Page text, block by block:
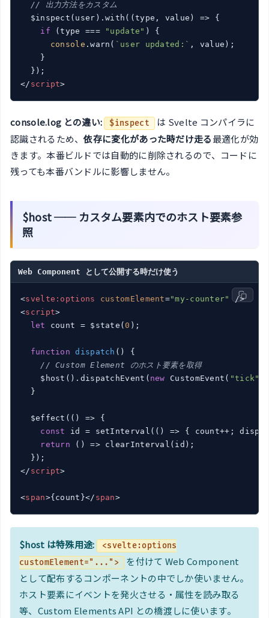
// 出力方法をカスタム
  $inspect(user).with(
( type, value ) => {
if (type === "update" ) {
console .warn( `user updated:` , value);
    }
</ script>
console.log との違い: $inspect
は Svelte コンパイラに
認識されるため、依存に変化があった時だけ走る最適化が効
きます。本番ビルドでは自動的に削除されるので、コードに
残っても本番バンドルに影響しません。
$host ── カスタム要素内でのホスト要素参
照
Web Component として公開する時だけ使う
<svelte:options customElement="my-counter" />
<script>
let
count = $state(0 );
function dispatch ( ) {
// Custom Element のホスト要素を取得
    $host().dispatchEvent(
new CustomEvent( "tick"
  }
  $effect(
() => {
const
id = setInterval( () => { count++;
return
() => clearInterval(id);
</ script>
<span>{count}</ span>
$host は特殊用途:
<svelte:options
customElement="...">
を付けて Web Component
として配布するコンポーネントの中でしか使いません。
ホスト要素にイベントを発火させる・属性を読み取る
等、Custom Elements API との橋渡しに使います。